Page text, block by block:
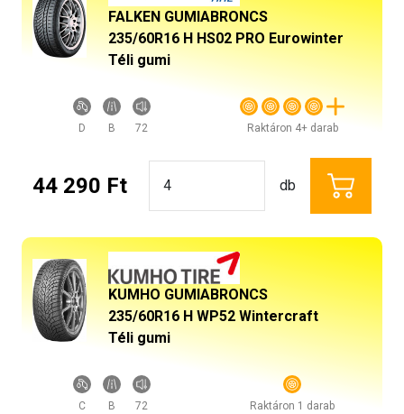
FALKEN GUMIABRONCS
235/60R16 H HS02 PRO Eurowinter
Téli gumi
D B 72 Raktáron 4+ darab
44 290 Ft db
KUMHO GUMIABRONCS
235/60R16 H WP52 Wintercraft
Téli gumi
C B 72 Raktáron 1 darab